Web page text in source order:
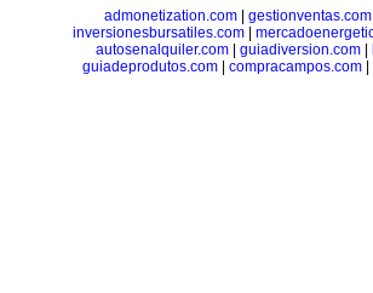
admonetization.com| gestionventas.com
inversionesbursatiles.com|
autosenalquiler.com| guiadiversion.com|
guiadeprodutos.com| compracampos.com|